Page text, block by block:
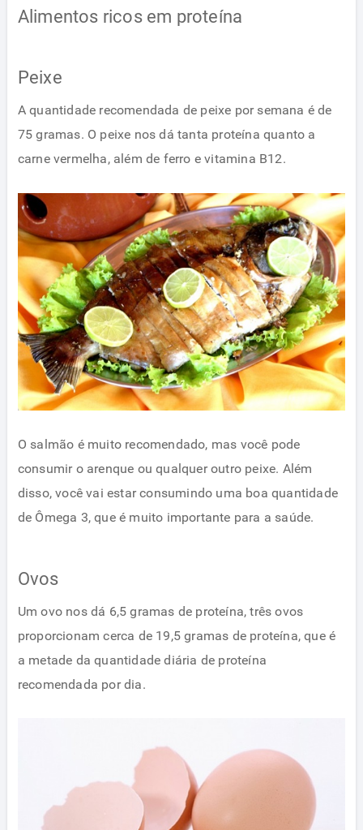
Alimentos ricos em proteína
Peixe
A quantidade recomendada de peixe por semana é de
75 gramas. O peixe nos dá tanta proteína quanto a
carne vermelha, além de ferro e vitamina B12.
O salmão é muito recomendado, mas você pode
consumir o arenque ou qualquer outro peixe. Além
disso, você vai estar consumindo uma boa quantidade
de Ômega 3, que é muito importante para a saúde.
Ovos
Um ovo nos dá 6,5 gramas de proteína, três ovos
proporcionam cerca de 19,5 gramas de proteína, que é
a metade da quantidade diária de proteína
recomendada por dia.